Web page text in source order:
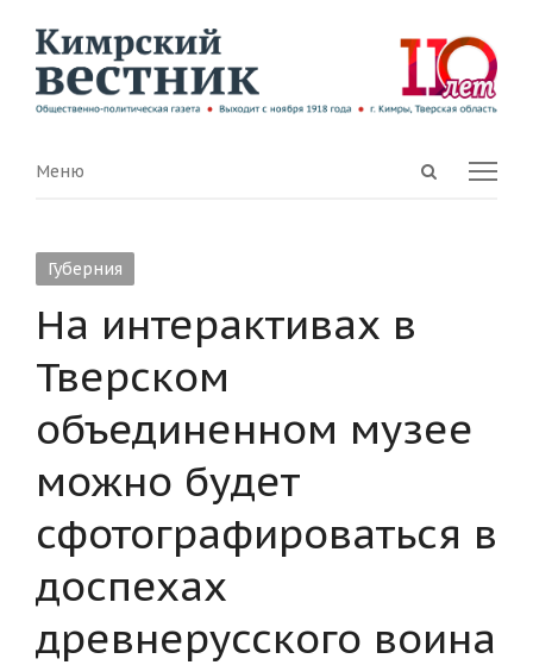
Open
Menu
Меню
Губерния
На интерактивах в
Тверском
объединенном музее
можно будет
сфотографироваться в
доспехах
древнерусского воина